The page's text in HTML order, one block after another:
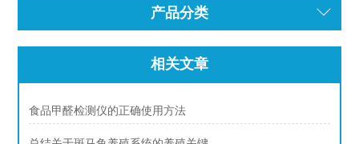
产品分类
相关文章
食品甲醛检测仪的正确使用方法